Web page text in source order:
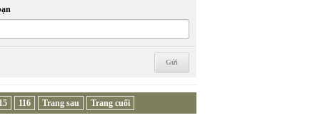
116 Trang sau Trang cuối